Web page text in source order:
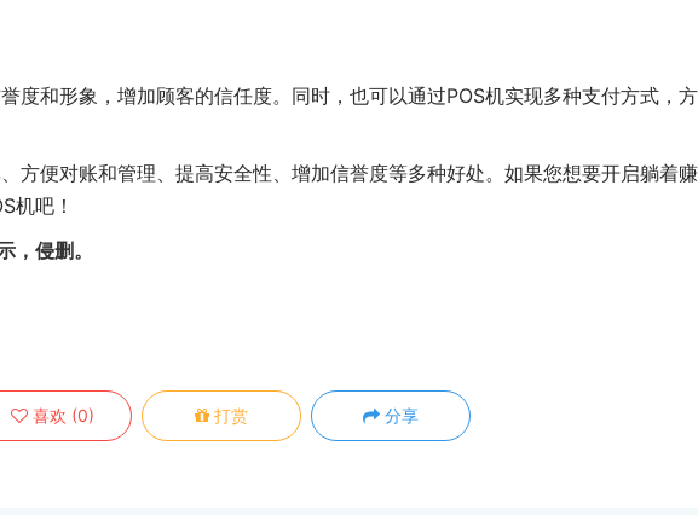
度和形象，增加顾客的信任度。同时，也可以通过POS机实现多种支付方式，
方便对账和管理、提高安全性、增加信誉度等多种好处。如果您想要开启躺着
机吧！
，侵删。
喜欢 (0) 打赏 分享